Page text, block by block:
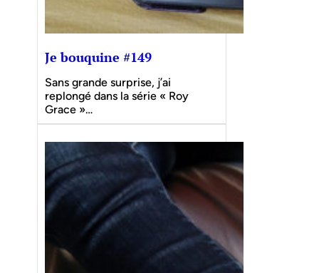
Je bouquine #149
Sans grande surprise, j’ai
replongé dans la série « Roy
Grace »…